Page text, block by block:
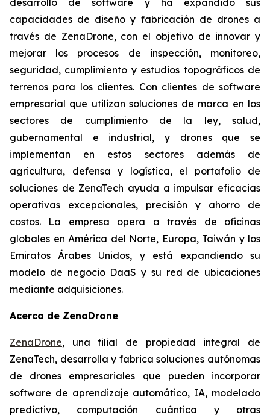
desarrollo de software y ha expandido sus
capacidades de diseño y fabricación de drones a
través de ZenaDrone, con el objetivo de innovar y
mejorar los procesos de inspección, monitoreo,
seguridad, cumplimiento y estudios topográficos de
terrenos para los clientes. Con clientes de software
empresarial que utilizan soluciones de marca en los
sectores de cumplimiento de la ley, salud,
gubernamental e industrial, y drones que se
implementan en estos sectores además de
agricultura, defensa y logística, el portafolio de
soluciones de ZenaTech ayuda a impulsar eficacias
operativas excepcionales, precisión y ahorro de
costos. La empresa opera a través de oficinas
globales en América del Norte, Europa, Taiwán y los
Emiratos Árabes Unidos, y está expandiendo su
modelo de negocio DaaS y su red de ubicaciones
mediante adquisiciones.
Acerca de ZenaDrone
ZenaDrone, una filial de propiedad integral de
ZenaTech, desarrolla y fabrica soluciones autónomas
de drones empresariales que pueden incorporar
software de aprendizaje automático, IA, modelado
predictivo, computación cuántica y otras